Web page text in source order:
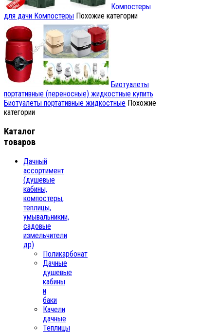
Компостеры
для дачи Компостеры Похожие категории
Биотуалеты
портативные (переносные) жидкостные купить
Биотуалеты портативные жидкостные Похожие
категории
Каталог
товаров
Дачный
ассортимент
(душевые
кабины,
компостеры,
теплицы,
умывальникии,
садовые
измельчители
др)
Поликарбонат
Дачные
душевые
кабины
и
баки
Качели
дачные
Теплицы